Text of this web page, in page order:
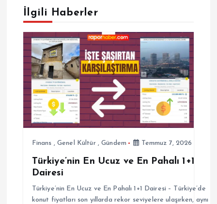
z
n
m
e
İlgili Haberler
Finans ,Genel Kültür,Gündem Temmuz 7, 2026
Türkiye’nin En Ucuz ve En Pahalı 1+1
Dairesi
Türkiye’nin En Ucuz ve En Pahalı 1+1 Dairesi – Türkiye’de
konut fiyatları son yıllarda rekor seviyelere ulaşırken, aynı